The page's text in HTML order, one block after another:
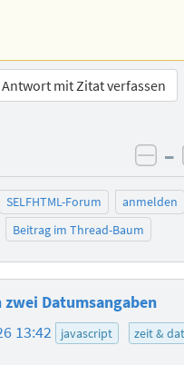
Antwort mit Zitat verfassen
–
SELFHTML-Forum
anmelden
Beitrag im Thread-Baum
Datumsangaben
13:42 javascript zeit &